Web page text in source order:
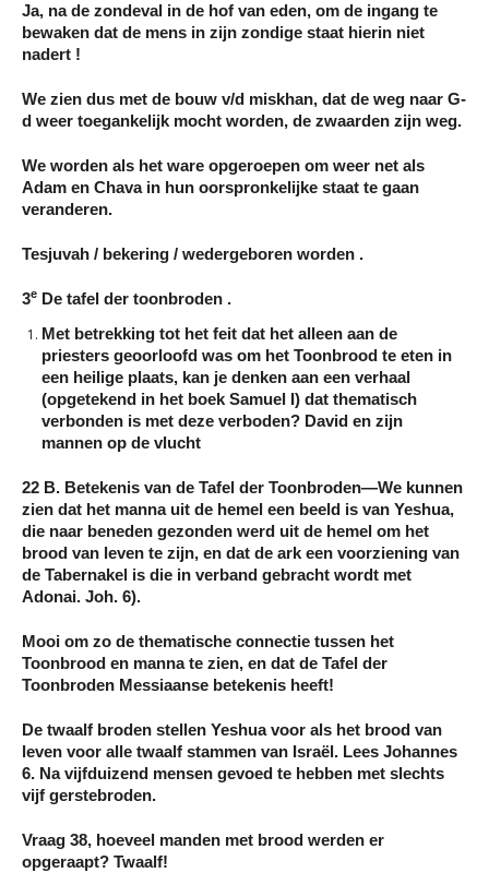
Ja, na de zondeval in de hof van eden, om de ingang te
bewaken dat de mens in zijn zondige staat hierin niet
nadert !
We zien dus met de bouw v/d miskhan, dat de weg naar G-
d weer toegankelijk mocht worden, de zwaarden zijn weg.
We worden als het ware opgeroepen om weer net als
Adam en Chava in hun oorspronkelijke staat te gaan
veranderen.
Tesjuvah / bekering / wedergeboren worden .
3e De tafel der toonbroden .
Met betrekking tot het feit dat het alleen aan de
priesters geoorloofd was om het Toonbrood te eten in
een heilige plaats, kan je denken aan een verhaal
(opgetekend in het boek Samuel I) dat thematisch
verbonden is met deze verboden? David en zijn
mannen op de vlucht
22 B. Betekenis van de Tafel der Toonbroden—We kunnen
zien dat het manna uit de hemel een beeld is van Yeshua,
die naar beneden gezonden werd uit de hemel om het
brood van leven te zijn, en dat de ark een voorziening van
de Tabernakel is die in verband gebracht wordt met
Adonai. Joh. 6).
Mooi om zo de thematische connectie tussen het
Toonbrood en manna te zien, en dat de Tafel der
Toonbroden Messiaanse betekenis heeft!
De twaalf broden stellen Yeshua voor als het brood van
leven voor alle twaalf stammen van Israël. Lees Johannes
6. Na vijfduizend mensen gevoed te hebben met slechts
vijf gerstebroden.
Vraag 38, hoeveel manden met brood werden er
opgeraapt? Twaalf!